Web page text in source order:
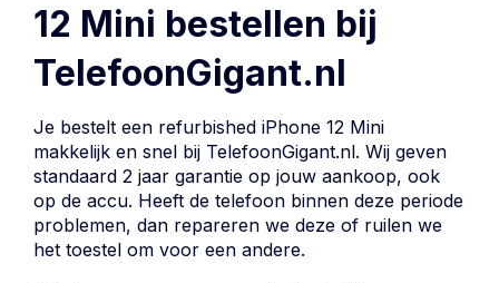
12 Mini bestellen bij
TelefoonGigant.nl
Je bestelt een refurbished iPhone 12 Mini
makkelijk en snel bij TelefoonGigant.nl. Wij geven
standaard 2 jaar garantie op jouw aankoop, ook
op de accu. Heeft de telefoon binnen deze periode
problemen, dan repareren we deze of ruilen we
het toestel om voor een andere.